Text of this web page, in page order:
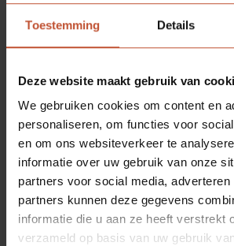
Toestemming Details
Deze website maakt gebruik van
We gebruiken cookies om content en
personaliseren, om functies voor
en om ons websiteverkeer te
informatie over uw gebruik van onze
partners voor social media,
partners kunnen deze gegevens
informatie die u aan ze heeft verstrekt
verzameld op basis van uw gebruik
keuze: we nemen de
of we stoppen ermee.
bespreekbaar, maar
heeft toen oud ijzer
nieuwwaarde
investering heeft
terugverdiend.
Berkvens enorm
een simpel
gekocht, maar het is
belangrijkste
Berkvens in haar